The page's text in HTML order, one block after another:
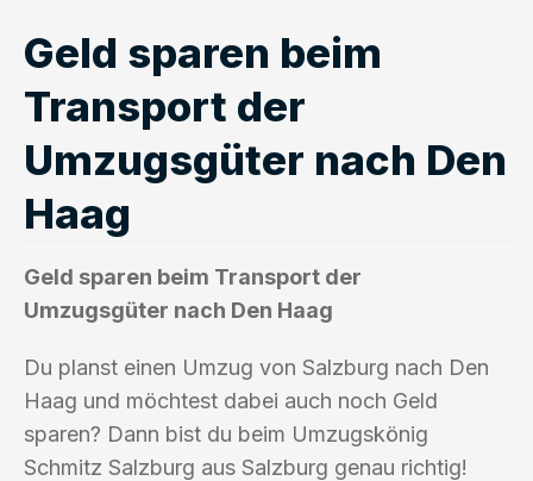
Geld sparen beim
Transport der
Umzugsgüter nach Den
Haag
Geld sparen beim Transport der
Umzugsgüter nach Den Haag
Du planst einen Umzug von Salzburg nach Den
Haag und möchtest dabei auch noch Geld
sparen? Dann bist du beim Umzugskönig
Schmitz Salzburg aus Salzburg genau richtig!